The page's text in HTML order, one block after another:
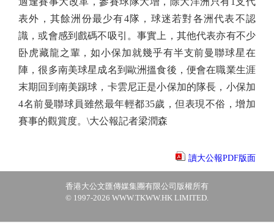
表外，其餘洲份最少有4隊，球迷若對各洲代表不認
識，或會感到戲碼不吸引。事實上，其他代表亦有不少
卧虎藏龍之輩，如小保加就幾乎有半支前曼聯球星在
陣，很多南美球星成名到歐洲搵食後，便會在職業生涯
末期回到南美踢球，卡雲尼正是小保加的隊長，小保加
4名前曼聯球員雖然最年輕都35歲，但表現不俗，增加
賽事的觀賞度。\大公報記者梁潤森
讀大公報PDF版面
香港大公文匯傳媒集團有限公司版權所有
© 1997-2026 WWW.TKWW.HK LIMITED.